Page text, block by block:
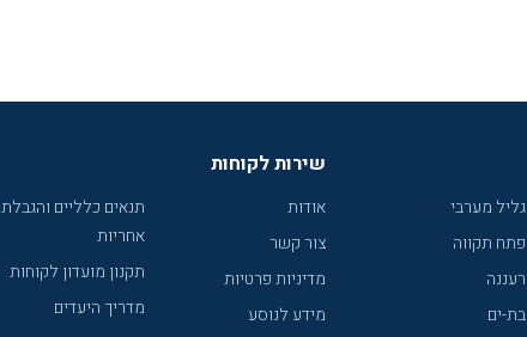
גליל מערבי
פתח תקווה
רעננה
בת-ים
שירות לקוחות
אודות
צור קשר
מדיניות פרטיות
מידע לנוסע
תנאים כלליים והגבלת
אחריות
תקנון מועדון לקוחות
מדריך היעדים